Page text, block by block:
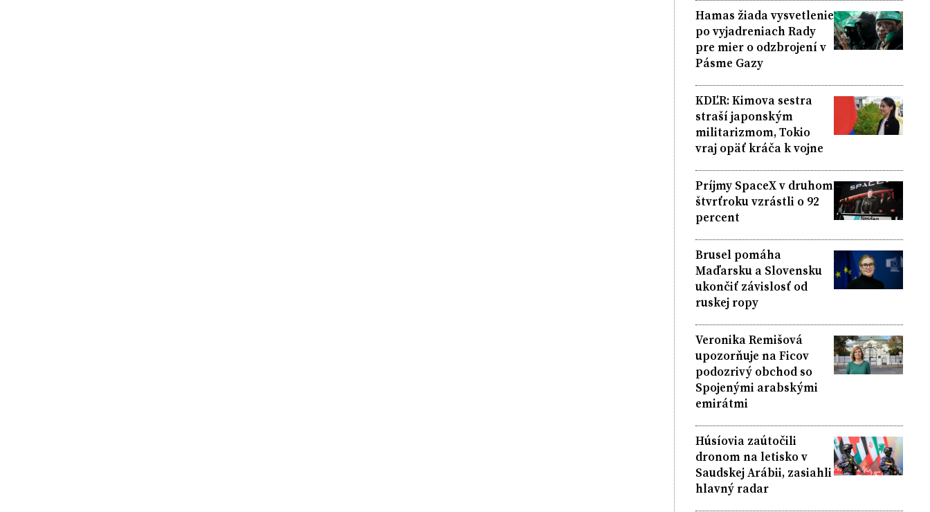
Hamas žiada vysvetlenie
po vyjadreniach Rady
pre mier o odzbrojení v
Pásme Gazy
KDĽR: Kimova sestra
straší japonským
militarizmom, Tokio
vraj opäť kráča k vojne
Príjmy SpaceX v druhom
štvrťroku vzrástli o 92
percent
Brusel pomáha
Maďarsku a Slovensku
ukončiť závislosť od
ruskej ropy
Veronika Remišová
upozorňuje na Ficov
podozrivý obchod so
Spojenými arabskými
emirátmi
Húsíovia zaútočili
dronom na letisko v
Saudskej Arábii, zasiahli
hlavný radar